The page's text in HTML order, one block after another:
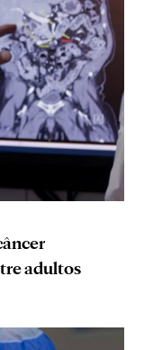
adultos